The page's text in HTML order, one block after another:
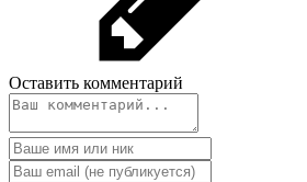
Оставить комментарий